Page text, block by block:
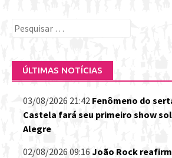
Pesquisar
ÚLTIMAS NOTÍCIAS
03/08/2026 21:42 Fenômeno do
Castela fará seu primeiro show
Alegre
02/08/2026 09:16 João Rock